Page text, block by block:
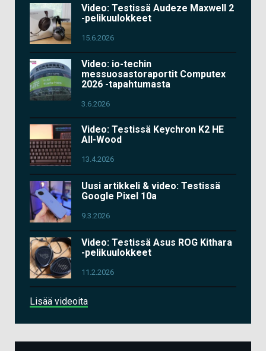
Video: Testissä Audeze Maxwell 2
-pelikuulokkeet
15.6.2026
Video: io-techin
messuosastoraportit Computex
2026 -tapahtumasta
3.6.2026
Video: Testissä Keychron K2 HE
All-Wood
13.4.2026
Uusi artikkeli & video: Testissä
Google Pixel 10a
9.3.2026
Video: Testissä Asus ROG Kithara
-pelikuulokkeet
11.2.2026
Lisää videoita